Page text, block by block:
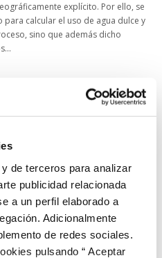
de terceros para analizar
publicidad relacionada
a un perfil elaborado a
Adicionalmente
de redes sociales.
pulsando “ Aceptar
explícito. Por ello, se
calcular el uso de agua dulce y
sino que además dicho